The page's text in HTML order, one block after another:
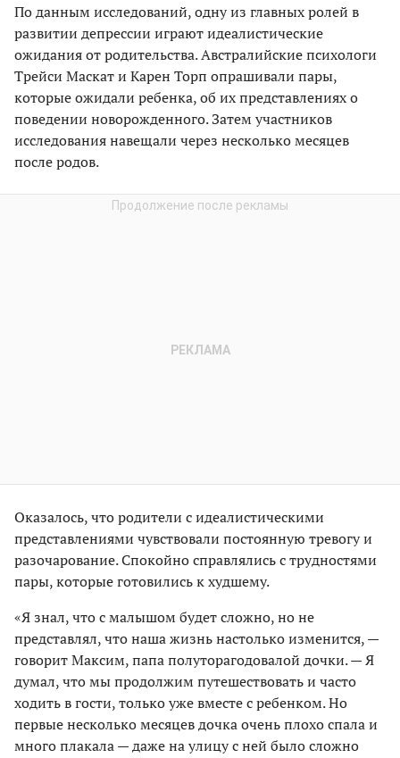
По данным исследований, одну из главных ролей в
развитии депрессии играют идеалистические
ожидания от родительства. Австралийские психологи
Трейси Маскат и Карен Торп опрашивали пары,
которые ожидали ребенка, об их представлениях о
поведении новорожденного. Затем участников
исследования навещали через несколько месяцев
после родов.
Оказалось, что родители с идеалистическими
представлениями чувствовали постоянную тревогу и
разочарование. Спокойно справлялись с трудностями
пары, которые готовились к худшему.
«Я знал, что с малышом будет сложно, но не
представлял, что наша жизнь настолько изменится, —
говорит Максим, папа полуторагодовалой дочки. — Я
думал, что мы продолжим путешествовать и часто
ходить в гости, только уже вместе с ребенком. Но
первые несколько месяцев дочка очень плохо спала и
много плакала — даже на улицу с ней было сложно